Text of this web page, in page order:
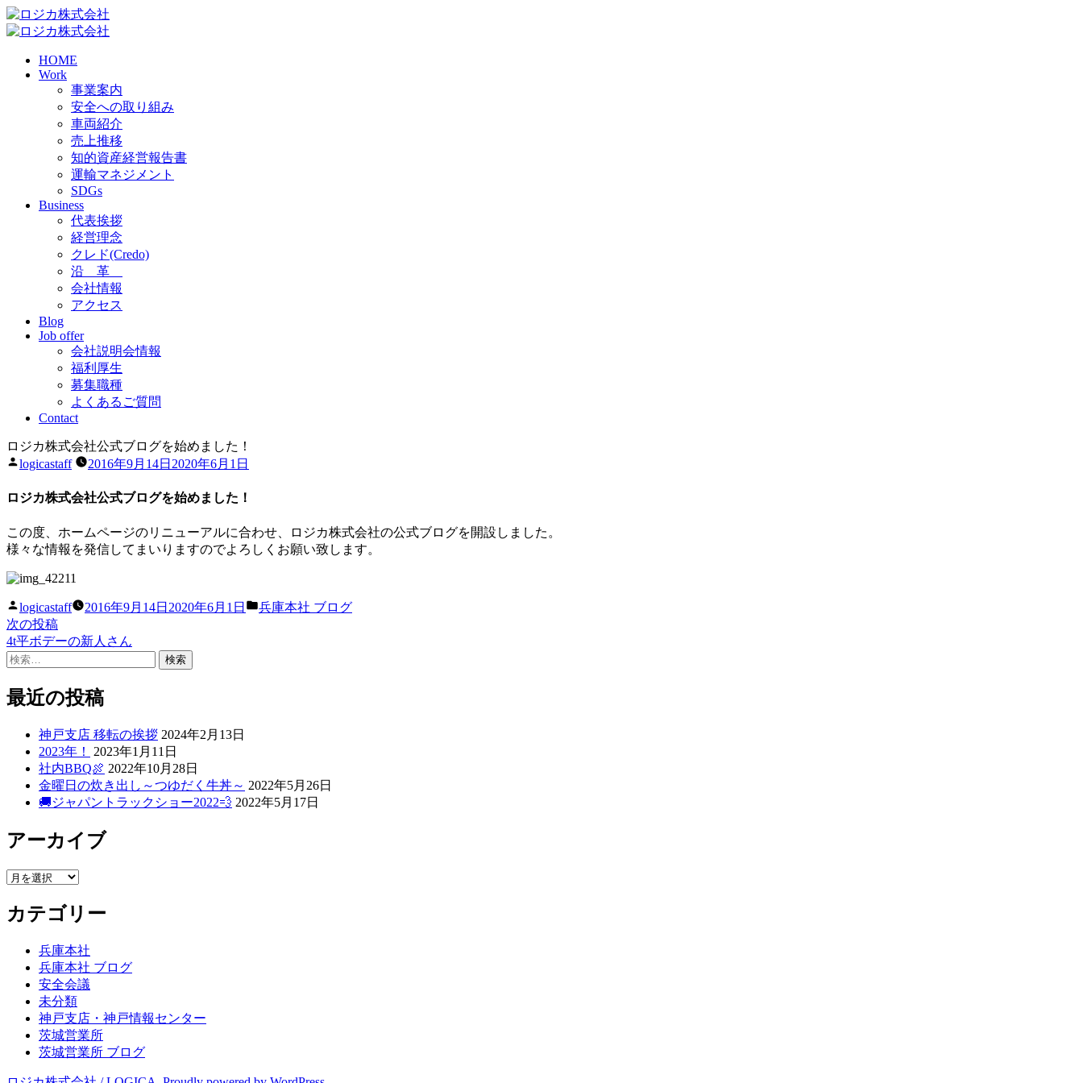
HOME
Work
事業案内
安全への取り組み
車両紹介
売上推移
知的資産経営報告書
運輸マネジメント
SDGs
Business
代表挨拶
経営理念
クレド(Credo)
沿 革
会社情報
アクセス
Blog
Job offer
会社説明会情報
福利厚生
募集職種
よくあるご質問
Contact
ロジカ株式会社公式ブログを始めました！
投
者:
logicastaff 2016年9月14日 2020年6月1日
ロジカ株式会社公式ブログを始めました！
この度、ホームページのリニューアルに合わせ、ロジカ株式会社の公式ブログを開設しました。
様々な情報を発信してまいりますのでよろしくお願い致します。
投
稿
者:
logicastaff 2016年9月14日 2020年6月1日
カ
兵庫本社 ブログ
投
稿
ビ
ン
次の投稿次
の
4t平ボデーの新人さん
検
最近の投稿
神戸支店 移転の挨拶 2024年2月13日
2023年！
2023年1月11日
社内BBQ🍖 2022年10月28日
金曜日の炊き出し～つゆだく牛丼～ 2022年5月26日
🚚ジャパントラックショー2022💨 2022年5月17日
アーカイブ
ア
カ
イ
カテゴリー
兵庫本社
兵庫本社 ブログ
安全会議
未分類
神戸支店・神戸情報センター
茨城営業所
茨城営業所 ブログ